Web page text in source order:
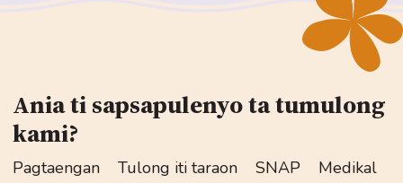
Ania ti sapsapulenyo ta tumulong
kami?
Pagtaengan Tulong iti taraon SNAP
Medikal